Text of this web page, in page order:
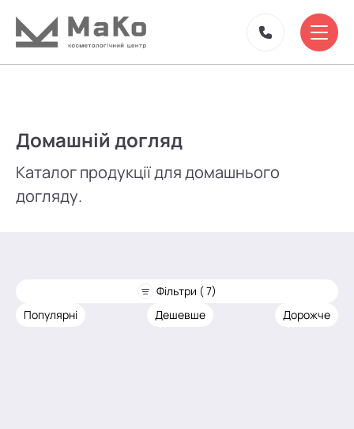
Домашній догляд
Каталог продукції для домашнього
догляду.
Фільтри ( 7)
Популярні
Дешевше Дорожче